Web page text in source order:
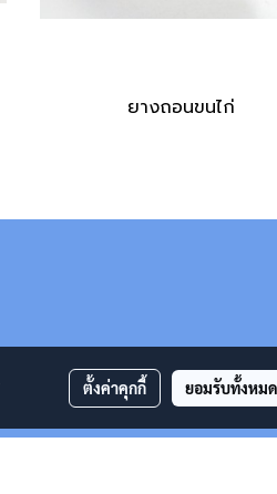
ยางถอนขนไก่
ตั้งค่าคุกกี้ ยอมรับทั้งหมด